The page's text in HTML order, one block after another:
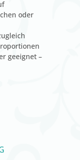
oder
geeignet –